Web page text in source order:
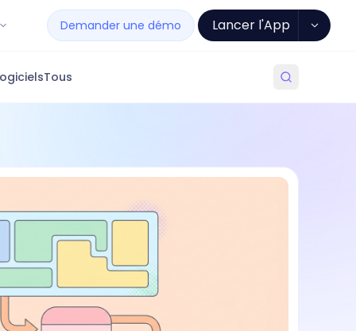
Demander une démo Lancer l'App
Tous